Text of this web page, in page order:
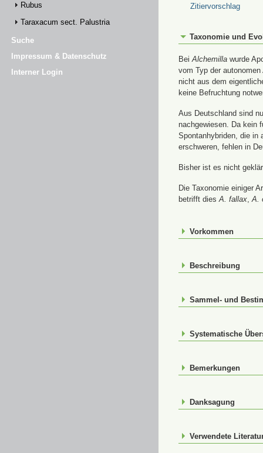
Rubus
Taraxacum sect. Palustria
Suche
Impressum & Datenschutz
Interner Login
Zitiervorschlag
Taxonomie und
BeiAlchemilla wurde
vom Typ der
nicht aus dem
keine Befruchtung
Aus Deutschland sind
nachgewiesen. Da kein
Spontanhybriden, die in
erschweren, fehlen in
Bisher ist es nicht
Die Taxonomie einiger
betrifft diesA. fallax,A.
Vorkommen
Beschreibung
Sammel- und
Systematische
Bemerkungen
Danksagung
Verwendete